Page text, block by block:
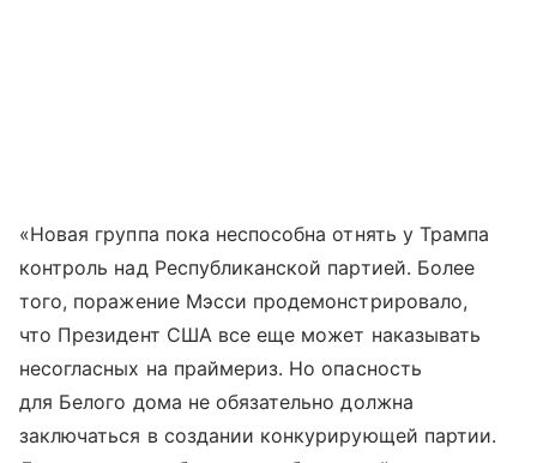
«Новая группа пока неспособна отнять у Трампа
контроль над Республиканской партией. Более
того, поражение Мэсси продемонстрировало,
что Президент США все еще может наказывать
несогласных на праймериз. Но опасность
для Белого дома не обязательно должна
заключаться в создании конкурирующей партии.